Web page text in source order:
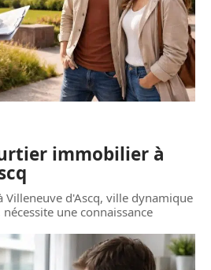
immobilier à
d'Ascq, ville dynamique
une connaissance